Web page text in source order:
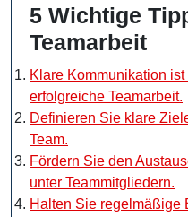
5 Wichtige
Teamarbeit
Klare Kommunikation
erfolgreiche Teamarbeit.
Definieren Sie klare
Team.
Fördern Sie den
unter Teammitgliedern.
Halten Sie regelmäßige